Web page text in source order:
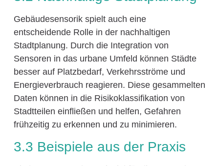
Gebäudesensorik spielt auch eine
entscheidende Rolle in der nachhaltigen
Stadtplanung. Durch die Integration von
Sensoren in das urbane Umfeld können Städte
besser auf Platzbedarf, Verkehrsströme und
Energieverbrauch reagieren. Diese gesammelten
Daten können in die Risikoklassifikation von
Stadtteilen einfließen und helfen, Gefahren
frühzeitig zu erkennen und zu minimieren.
3.3 Beispiele aus der Praxis